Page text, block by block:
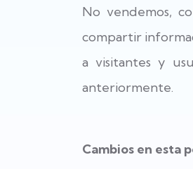
No vendemos,
compartir
a visitantes y
anteriormente.
Cambios en esta